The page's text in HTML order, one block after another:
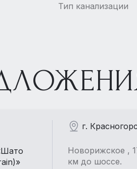
Тип канализации
г.
Новорижское ,
км до шоссе.